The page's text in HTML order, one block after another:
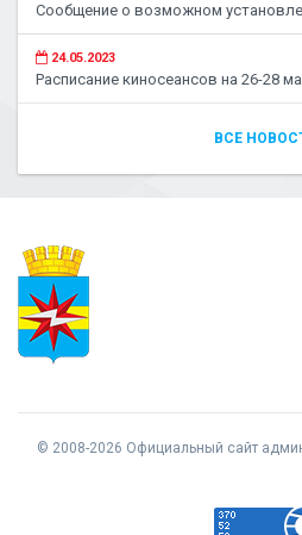
Сообщение о возможном
24.05.2023
Расписание киносеансов на 26-28
ВСЕ
© 2008-2026 Официальный сайт